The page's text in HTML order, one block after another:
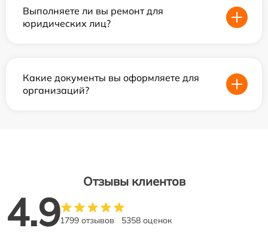
Выполняете ли вы ремонт для
юридических лиц?
Какие документы вы оформляете для
организаций?
Отзывы клиентов
4.91799 отзывов 5358 оценок